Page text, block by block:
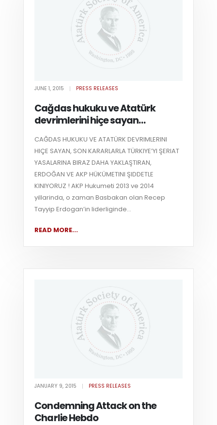
JUNE 1, 2015 PRESS RELEASES
Cağdas hukuku ve Atatürk
devrimlerini hiçe sayan…
CAĞDAS HUKUKU VE ATATÜRK DEVRIMLERINI
HIÇE SAYAN, SON KARARLARLA TÜRKIYE’YI ŞERIAT
YASALARINA BIRAZ DAHA YAKLAŞTIRAN,
ERDOĞAN VE AKP HÜKÜMETINI ŞIDDETLE
KINIYORUZ ! AKP Hukumeti 2013 ve 2014
yillarinda, o zaman Basbakan olan Recep
Tayyip Erdogan’in liderliginde...
READ MORE...
JANUARY 9, 2015 PRESS RELEASES
Condemning Attack on the
Charlie Hebdo